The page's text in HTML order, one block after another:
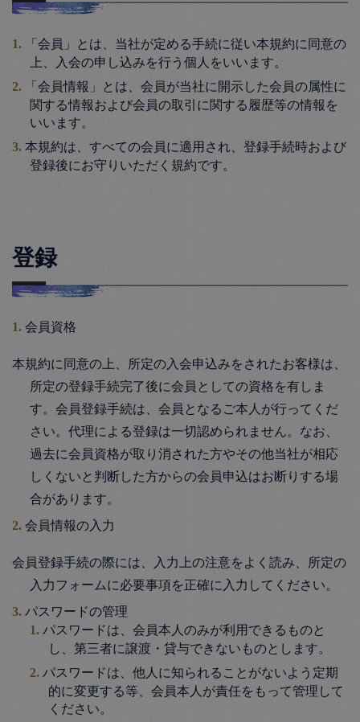
「会員」とは、当社が定める手続に従い本規約に同意の
上、入会の申し込みを行う個人をいいます。
「会員情報」とは、会員が当社に開示した会員の属性に
関する情報および会員の取引に関する履歴等の情報を
いいます。
本規約は、すべての会員に適用され、登録手続時および
登録後にお守りいただく規約です。
登録
会員資格
本規約に同意の上、所定の入会申込みをされたお客様は、
所定の登録手続完了後に会員としての資格を有しま
す。会員登録手続は、会員となるご本人が行ってくだ
さい。代理による登録は一切認められません。なお、
過去に会員資格が取り消された方やその他当社が相応
しくないと判断した方からの会員申込はお断りする場
合があります。
会員情報の入力
会員登録手続の際には、入力上の注意をよく読み、所定の
入力フォームに必要事項を正確に入力してください。
パスワードの管理
パスワードは、会員本人のみが利用できるものと
し、第三者に譲渡・貸与できないものとします。
パスワードは、他人に知られることがないよう定期
的に変更する等、会員本人が責任をもって管理して
ください。